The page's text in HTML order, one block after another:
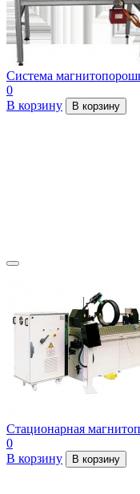
Система
0
В корзину
В корзину
Стационарная
0
В корзину
В корзину